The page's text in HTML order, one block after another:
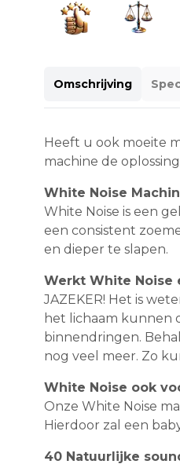
Omschrijving
Heeft u ook moeite
machine de
White Noise
White Noise is een
een consistent
en dieper te slapen.
Werkt White Noise
JAZEKER! Het is
het lichaam kunnen
binnendringen.
nog veel meer. Zo
White Noise ook
Onze White Noise
Hierdoor zal een
40 Natuurlijke